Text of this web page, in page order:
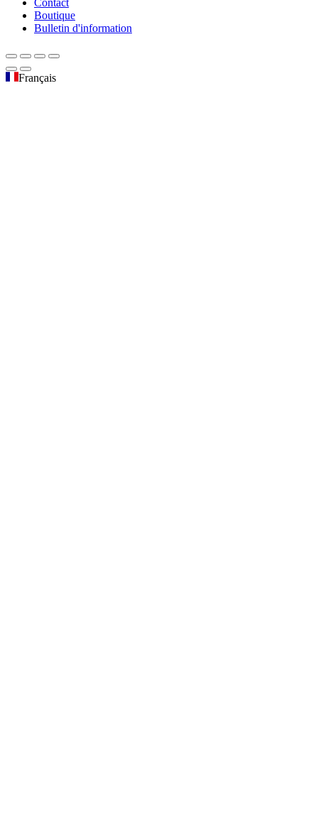
Contact
Boutique
Bulletin d'information
Français